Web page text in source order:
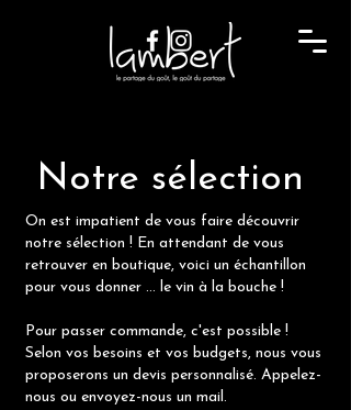
Notre sélection
On est impatient de vous faire découvrir
notre sélection ! En attendant de vous
retrouver en boutique, voici un échantillon
pour vous donner ... le vin à la bouche !
Pour passer commande, c'est possible !
Selon vos besoins et vos budgets, nous vous
proposerons un devis personnalisé. Appelez-
nous ou envoyez-nous un mail.